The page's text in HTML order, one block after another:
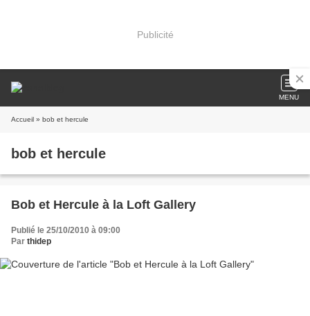
Publicité
MENU
Accueil » bob et hercule
bob et hercule
Bob et Hercule à la Loft Gallery
Publié le 25/10/2010 à 09:00
Par thidep